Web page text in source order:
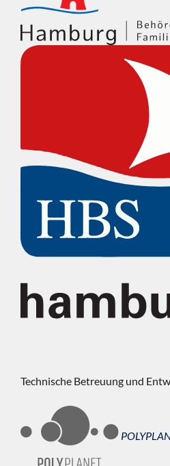
Technische Betreuung und